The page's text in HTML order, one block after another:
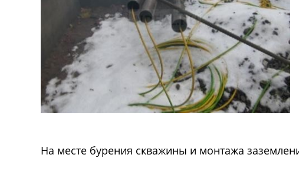
На месте бурения скважины и монтажа